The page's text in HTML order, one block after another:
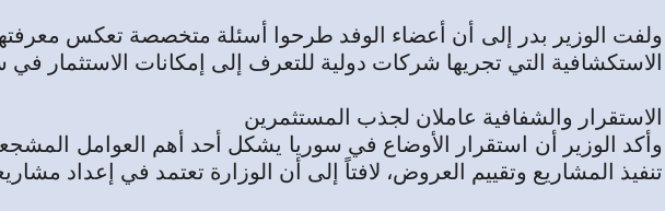
ولفت الوزير بدر إلى أن أعضاء الوفد طرحوا أسئلة متخصصة تعكس
الاستكشافية التي تجريها شركات دولية للتعرف إلى إمكانات الاستثمار في
الاستقرار والشفافية عاملان لجذب المستثمرين
وأكد الوزير أن استقرار الأوضاع في سوريا يشكل أحد أهم العوامل
تنفيذ المشاريع وتقييم العروض، لافتاً إلى أن الوزارة تعتمد في إعداد